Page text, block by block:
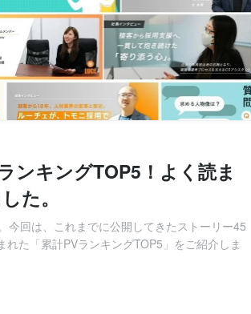
ンキングTOP5！よく読ま
た。
今回は、これまでに公開してきたストーリー45
た「累計PVランキングTOP5」をご紹介しま